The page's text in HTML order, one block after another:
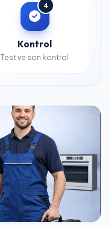
4
Kontrol
Test ve son kontrol